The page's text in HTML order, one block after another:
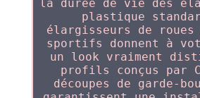
la durée de vie des
plastique
élargisseurs de
sportifs donnent à
un look vraiment
profils conçus par
découpes de garde-